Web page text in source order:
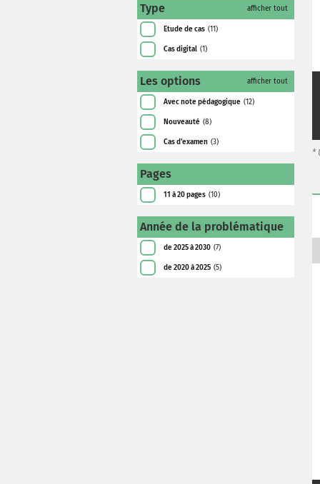
*
Type afficher tout
Etude de cas (11)
Cas digital (1)
Les options afficher tout
Avec note pédagogique (12)
Nouveauté (8)
Cas d'examen (3)
Pages
11 à 20 pages (10)
Année de la problématique
de 2025 à 2030 (7)
de 2020 à 2025 (5)